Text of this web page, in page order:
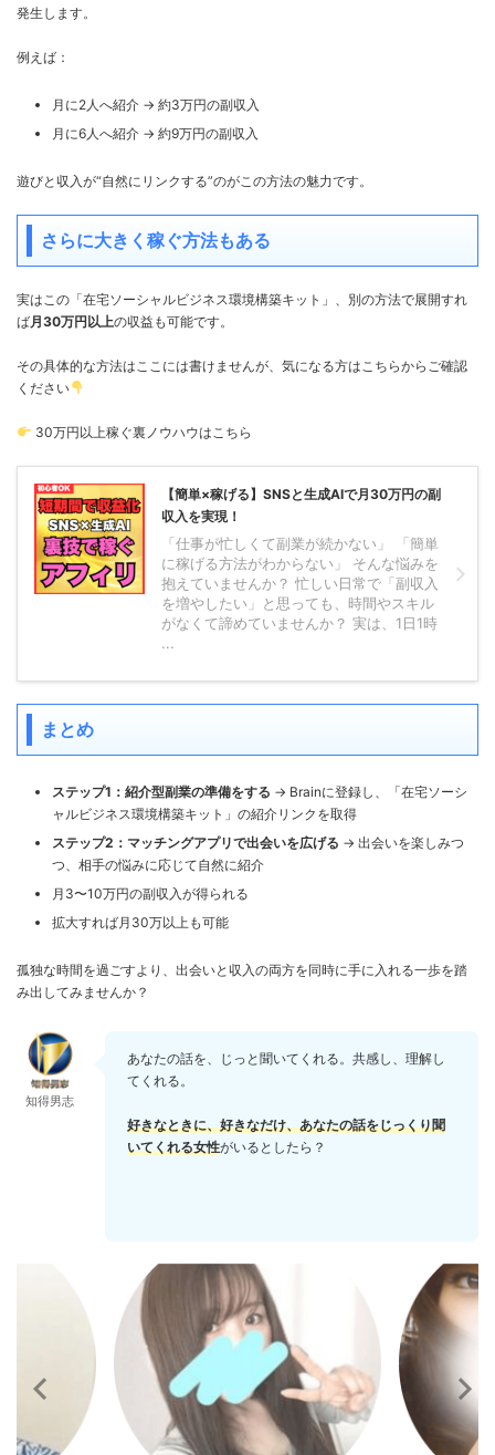
発生します。
例えば：
月に2人へ紹介 → 約3万円の副収入
月に6人へ紹介 → 約9万円の副収入
遊びと収入が“自然にリンクする”のがこの方法の魅力です。
さらに大きく稼ぐ方法もある
実はこの「在宅ソーシャルビジネス環境構築キット」、別の方法で展開すれ
ば月30万円以上の収益も可能です。
その具体的な方法はここには書けませんが、気になる方はこちらからご確認
ください
30万円以上稼ぐ裏ノウハウはこちら
【簡単×稼げる】SNSと生成AIで月30万円の副
収入を実現！
「仕事が忙しくて副業が続かない」 「簡単
に稼げる方法がわからない」 そんな悩みを
抱えていませんか？ 忙しい日常で「副収入
を増やしたい」と思っても、時間やスキル
がなくて諦めていませんか？ 実は、1日1時
...
まとめ
ステップ1：紹介型副業の準備をする → Brainに登録し、「在宅ソーシ
ャルビジネス環境構築キット」の紹介リンクを取得
ステップ2：マッチングアプリで出会いを広げる → 出会いを楽しみつ
つ、相手の悩みに応じて自然に紹介
月3〜10万円の副収入が得られる
拡大すれば月30万以上も可能
孤独な時間を過ごすより、出会いと収入の両方を同時に手に入れる一歩を踏
み出してみませんか？
知得男志
あなたの話を、じっと聞いてくれる。共感し、理解し
てくれる。
好きなときに、好きなだけ、あなたの話をじっくり聞
いてくれる女性がいるとしたら？